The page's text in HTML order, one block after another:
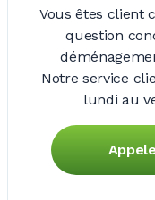
Vous êtes client
question
Notre service
lundi au